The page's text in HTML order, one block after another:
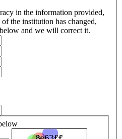
in the information provided,
the institution has changed,
and we will correct it.